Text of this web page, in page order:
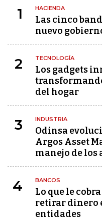
1 HACIENDA
Las cinco
nuevo
2 TECNOLOGÍA
Los gadgets
del hogar
3 INDUSTRIA
Odinsa
Argos Asset
manejo de los
4 BANCOS
Lo que le
retirar dinero
entidades